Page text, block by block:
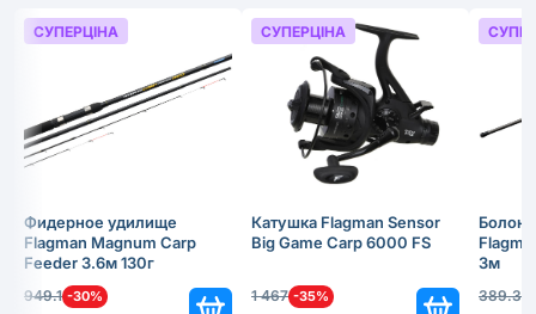
Фидерное удилище
Flagman Magnum Carp
Feeder 3.6м 130г
949.1 -30%
СУПЕРЦІНА
Катушка Flagman Sensor
Big Game Carp 6000 FS
1 467 -35%
СУПЕРЦІНА
3м
389.3